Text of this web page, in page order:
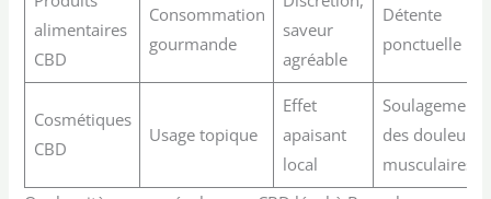
alimentaires
CBD
Consommation
gourmande
saveur
agréable
Détente
ponctuelle
Cosmétiques
CBD
Usage topique
Effet
apaisant
local
Soulagement
des douleurs
musculaires